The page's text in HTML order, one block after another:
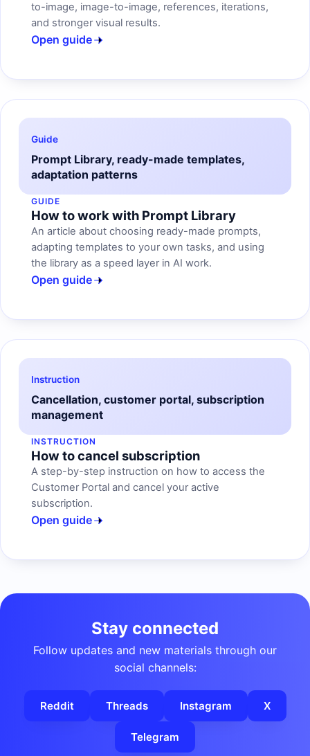
to-image, image-to-image, references, iterations,
and stronger visual results.
Open guide
Guide
Prompt Library, ready-made templates,
adaptation patterns
GUIDE
How to work with Prompt Library
An article about choosing ready-made prompts,
adapting templates to your own tasks, and using
the library as a speed layer in AI work.
Open guide
Instruction
Cancellation, customer portal, subscription
management
INSTRUCTION
How to cancel subscription
A step-by-step instruction on how to access the
Customer Portal and cancel your active
subscription.
Open guide
Stay connected
Follow updates and new materials through our
social channels:
Reddit Threads Instagram X
Telegram